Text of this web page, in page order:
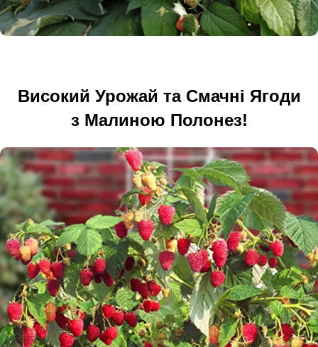
Високий Урожай та Смачні Ягоди
з Малиною Полонез!